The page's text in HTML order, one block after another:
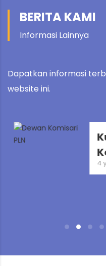
More
BERITA KAMI
Informasi Lainnya
Dapatkan informasi
website ini.
4